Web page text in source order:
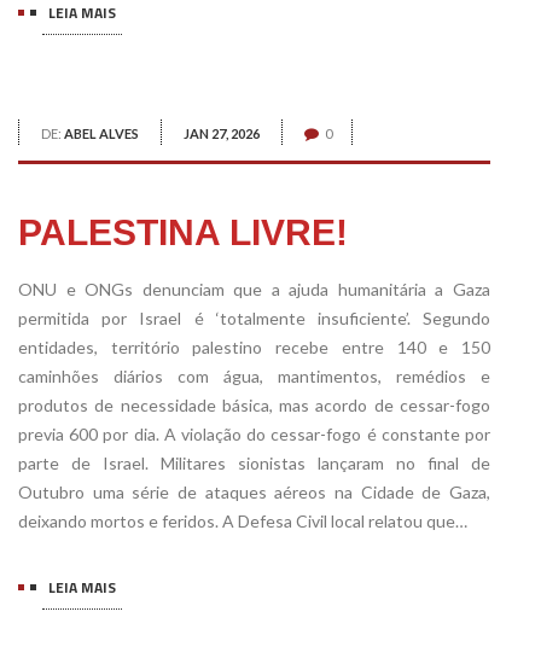
LEIA MAIS
DE: ABEL ALVES JAN 27, 2026 0
PALESTINA LIVRE!
ONU e ONGs denunciam que a ajuda humanitária a Gaza
permitida por Israel é ‘totalmente insuficiente’. Segundo
entidades, território palestino recebe entre 140 e 150
caminhões diários com água, mantimentos, remédios e
produtos de necessidade básica, mas acordo de cessar-fogo
previa 600 por dia. A violação do cessar-fogo é constante por
parte de Israel. Militares sionistas lançaram no final de
Outubro uma série de ataques aéreos na Cidade de Gaza,
deixando mortos e feridos. A Defesa Civil local relatou que…
LEIA MAIS